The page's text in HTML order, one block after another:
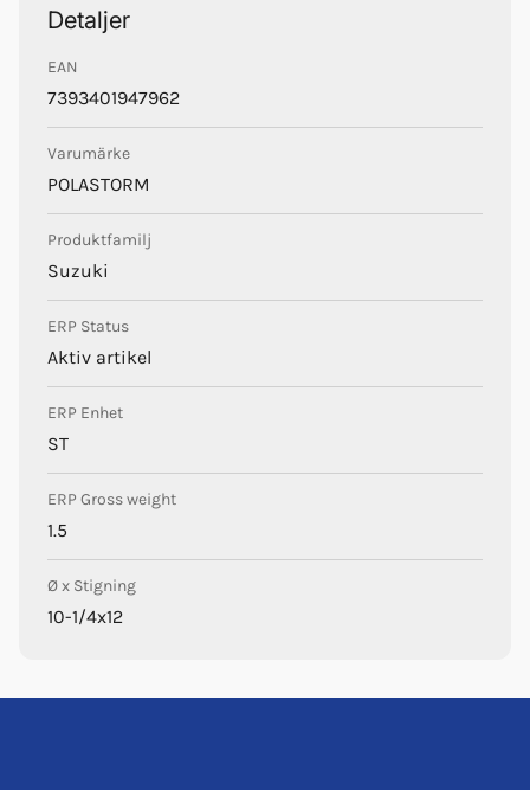
Detaljer
EAN
7393401947962
Varumärke
POLASTORM
Produktfamilj
Suzuki
ERP Status
Aktiv artikel
ERP Enhet
ST
ERP Gross weight
1.5
Ø x Stigning
10-1/4x12